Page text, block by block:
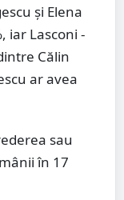
și Elena
iar Lasconi -
Călin
ar avea
sau
în 17